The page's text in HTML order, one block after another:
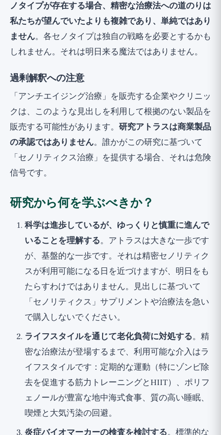
ノタイプが存在する場合、精密な治療法への道のりは
私たちが望んでいたよりも複雑であり、単純ではあり
ません。各セノタイプは独自の戦略を必要とするかも
しれません。それは明日来る魔法ではありません。
過剰解釈への注意
「アンチエイジング治療」を販売する企業やクリニッ
クは、このような見出しを利用して根拠のない製品を
販売する可能性があります。 研究アトラスは商業製品
の承認ではありません。誰かがこの研究に基づいて
「セノリティクス治療」を提供する場合、それは危険
信号です。
研究から何を学ぶべきか？
科学は進歩しているが、ゆっくりと慎重に進んで
いることを理解する。アトラスは大きな一歩です
が、基盤的な一歩です。それは精密セノリティク
スが利用可能になる日を近づけますが、明日をも
たらすわけではありません。見出しに基づいて
「セノリティクス」サプリメントや治療法を急い
で購入しないでください。
ライフスタイルを通じて老化負荷に対処する。精
密な治療法が登場するまで、利用可能な介入はラ
イフスタイルです：定期的な運動（特にゾンビ除
去を促進する筋力トレーニングとHIIT）、ポリフ
ェノールが豊富な地中海式食事、質の高い睡眠、
喫煙と大気汚染の回避。
炎症バイオマーカーの検査を検討する。標準的な